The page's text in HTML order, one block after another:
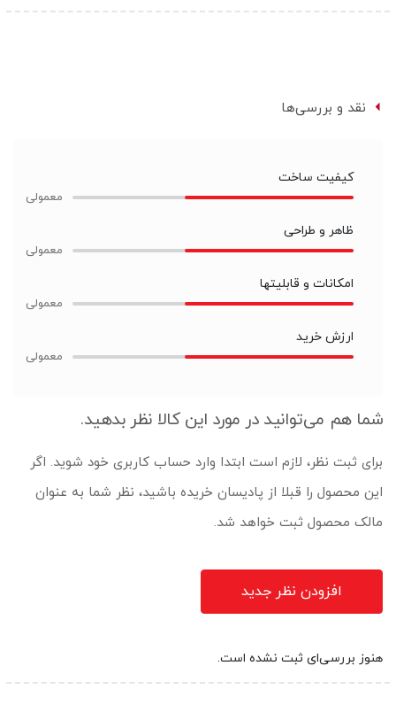
نقد و بررسی‌ها
کیفیت ساخت
ظاهر و طراحی
امکانات و قابلیتها
ارزش خرید
شما هم می‌توانید در مورد این کالا نظر بدهید.
برای ثبت نظر، لازم است ابتدا وارد حساب کاربری خود شوید. اگر
این محصول را قبلا از پادیسان خریده باشید، نظر شما به عنوان
مالک محصول ثبت خواهد شد.
افزودن نظر جدید
هنوز بررسی‌ای ثبت نشده است.